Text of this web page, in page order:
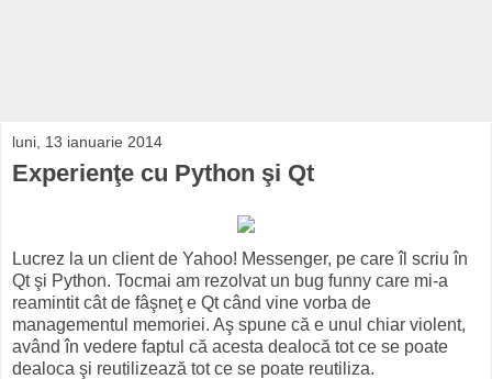
luni, 13 ianuarie 2014
Experienţe cu Python şi Qt
Lucrez la un client de Yahoo! Messenger, pe care îl scriu în
Qt şi Python. Tocmai am rezolvat un bug funny care mi-a
reamintit cât de fâşneţ e Qt când vine vorba de
managementul memoriei. Aş spune că e unul chiar violent,
având în vedere faptul că acesta dealocă tot ce se poate
dealoca şi reutilizează tot ce se poate reutiliza.